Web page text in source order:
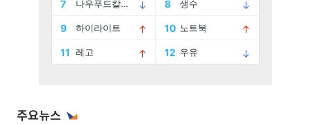
주요뉴스